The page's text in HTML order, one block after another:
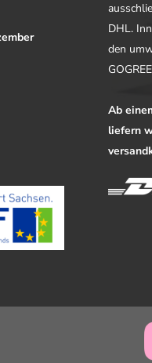
DHL.
den
Ab
liefern